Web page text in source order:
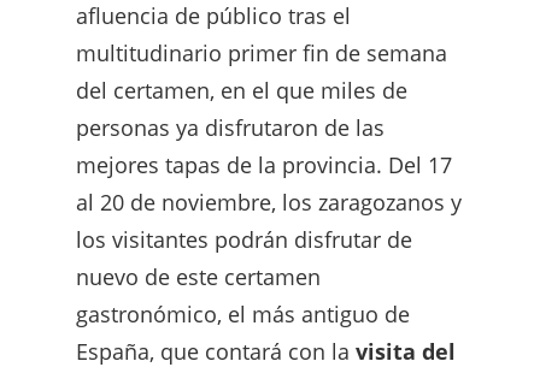
afluencia de público tras el
multitudinario primer fin de semana
del certamen, en el que miles de
personas ya disfrutaron de las
mejores tapas de la provincia. Del 17
al 20 de noviembre, los zaragozanos y
los visitantes podrán disfrutar de
nuevo de este certamen
gastronómico, el más antiguo de
España, que contará con la visita del